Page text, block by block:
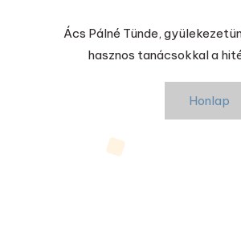
Ács Pálné Tünde,
hasznos tanácsokkal a
Honlap